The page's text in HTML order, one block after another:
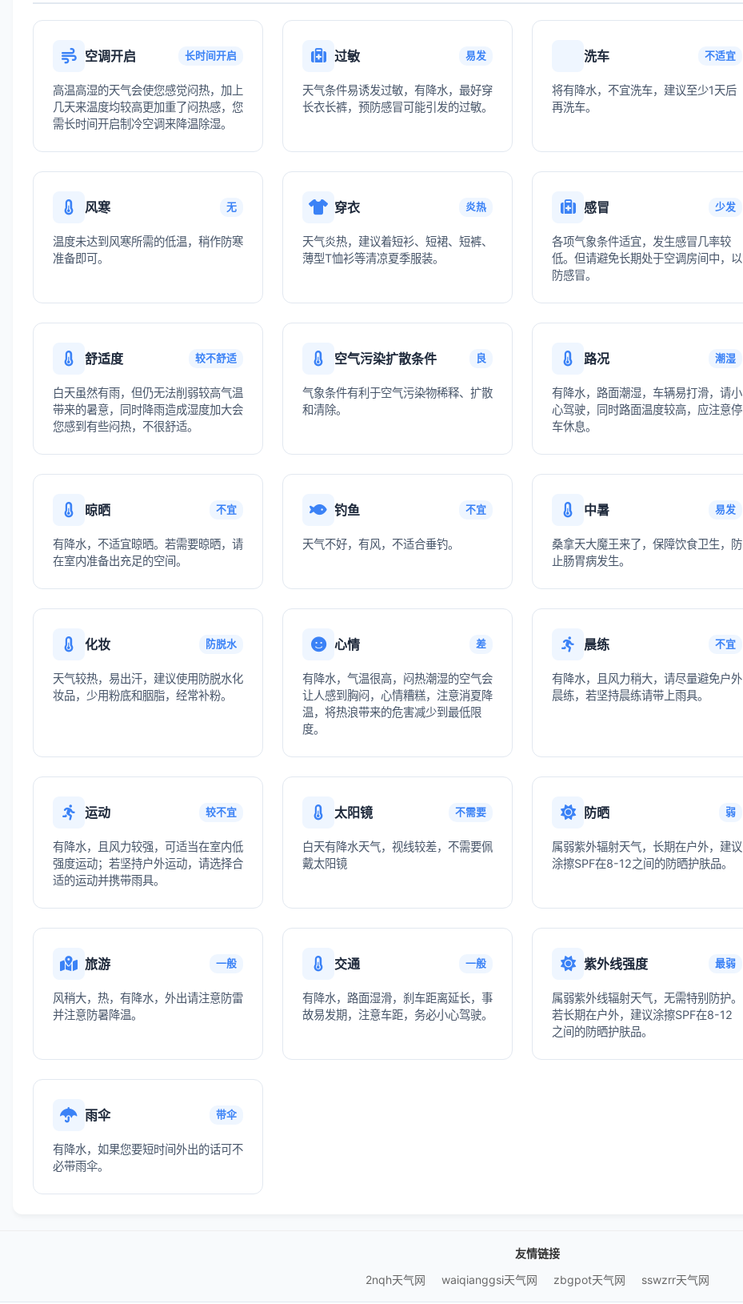
空调开启 长时间开启
高温高湿的天气会使您感觉闷热，加上
几天来温度均较高更加重了闷热感，您
需长时间开启制冷空调来降温除湿。
过敏 易发
天气条件易诱发过敏，有降水，最好穿
长衣长裤，预防感冒可能引发的过敏。
洗车 不适宜
将有降水，不宜洗车，建议至少1天后
再洗车。
风寒 无
温度未达到风寒所需的低温，稍作防寒
准备即可。
穿衣 炎热
天气炎热，建议着短衫、短裙、短裤、
薄型T恤衫等清凉夏季服装。
感冒 少发
各项气象条件适宜，发生感冒几率较
低。但请避免长期处于空调房间中，以
防感冒。
舒适度 较不舒适
白天虽然有雨，但仍无法削弱较高气温
带来的暑意，同时降雨造成湿度加大会
您感到有些闷热，不很舒适。
空气污染扩散条件 良
气象条件有利于空气污染物稀释、扩散
和清除。
路况 潮湿
有降水，路面潮湿，车辆易打滑，请小
心驾驶，同时路面温度较高，应注意停
车休息。
晾晒 不宜
有降水，不适宜晾晒。若需要晾晒，请
在室内准备出充足的空间。
钓鱼 不宜
天气不好，有风，不适合垂钓。
中暑 易发
桑拿天大魔王来了，保障饮食卫生，防
止肠胃病发生。
化妆 防脱水
天气较热，易出汗，建议使用防脱水化
妆品，少用粉底和胭脂，经常补粉。
心情 差
有降水，气温很高，闷热潮湿的空气会
让人感到胸闷，心情糟糕，注意消夏降
温，将热浪带来的危害减少到最低限
度。
晨练 不宜
有降水，且风力稍大，请尽量避免户外
晨练，若坚持晨练请带上雨具。
运动 较不宜
有降水，且风力较强，可适当在室内低
强度运动；若坚持户外运动，请选择合
适的运动并携带雨具。
太阳镜 不需要
白天有降水天气，视线较差，不需要佩
戴太阳镜
防晒 弱
属弱紫外辐射天气，长期在户外，建议
涂擦SPF在8-12之间的防晒护肤品。
旅游 一般
风稍大，热，有降水，外出请注意防雷
并注意防暑降温。
交通 一般
有降水，路面湿滑，刹车距离延长，事
故易发期，注意车距，务必小心驾驶。
紫外线强度 最弱
属弱紫外线辐射天气，无需特别防护。
若长期在户外，建议涂擦SPF在8-12
之间的防晒护肤品。
雨伞 带伞
有降水，如果您要短时间外出的话可不
必带雨伞。
友情链接
2nqh天气网
waiqianggsi天气网 zbgpot天气网 sswzrr天气网